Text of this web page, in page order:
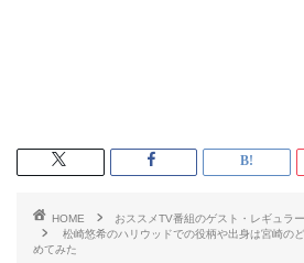
HOME おススメTV番組のゲスト・レギュラー
松崎悠希のハリウッドでの役柄や出身は宮崎の
めてみた